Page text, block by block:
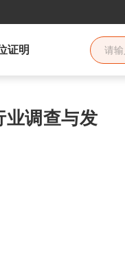
证明
调查与发